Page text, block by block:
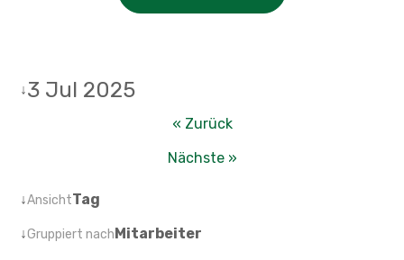
↓3 Jul 2025
« Zurück
Nächste »
↓AnsichtTag
↓Gruppiert nachMitarbeiter